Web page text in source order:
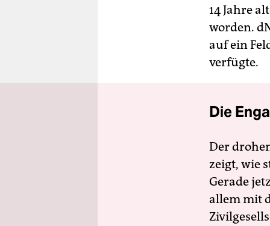
14 Jahre
worden.
auf ein
verfügte.
Die
Der
zeigt, wie
Gerade
allem mit